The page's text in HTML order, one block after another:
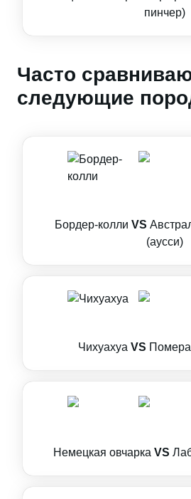
пинчер)
Часто
следующие
Бордер-колли VS
(аусси)
Чихуахуа VS
Немецкая овчарка VS